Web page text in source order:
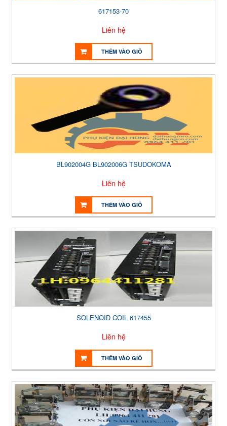
617153-70
Liên hệ
THÊM VÀO GIỎ
BL902004G BL902006G TSUDOKOMA
Liên hệ
THÊM VÀO GIỎ
SOLENOID COIL 617455
Liên hệ
THÊM VÀO GIỎ